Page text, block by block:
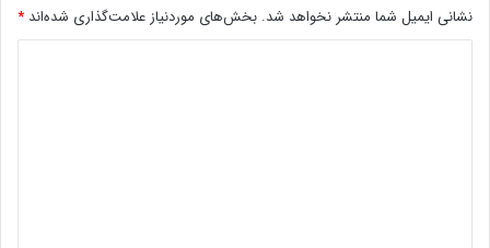
نشانی ایمیل شما منتشر نخواهد شد. بخش‌های موردنیاز علامت‌گذاری شده‌اند *